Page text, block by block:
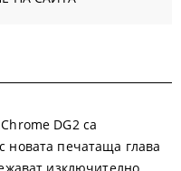
DG2 са
новата печатаща глава